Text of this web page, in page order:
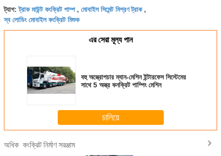
ট্যাগ:ট্রাক মাউন্ট কংক্রিট পাম্প, মোবাইল সিমেন্ট মিশ্রণ ট্রাক,
স্ব লোডিং মোবাইল কংক্রিট মিশুক
এর সেরা মূল্য পান
বহু অস্ত্রোপচার ম্যান-মেশিন ইন্টারফেস সিস্টেমের
সাথে 5 অস্ত্র কনক্রিট পাম্পিং মেশিন
চালিয়ে
অধিক কংক্রিট নির্মাণ সরঞ্জাম